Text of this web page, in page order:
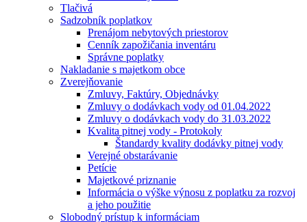
Tlačivá
Sadzobník poplatkov
Prenájom nebytových priestorov
Cenník zapožičania inventáru
Správne poplatky
Nakladanie s majetkom obce
Zverejňovanie
Zmluvy, Faktúry, Objednávky
Zmluvy o dodávkach vody od 01.04.2022
Zmluvy o dodávkach vody do 31.03.2022
Kvalita pitnej vody - Protokoly
Štandardy kvality dodávky pitnej vody
Verejné obstarávanie
Petície
Majetkové priznanie
Informácia o výške výnosu z poplatku za rozvoj
a jeho použitie
Slobodný prístup k informáciam